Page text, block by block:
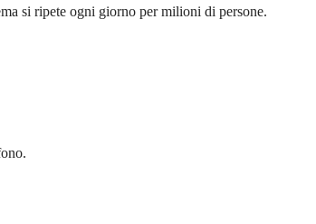
si ripete ogni giorno per milioni di persone.